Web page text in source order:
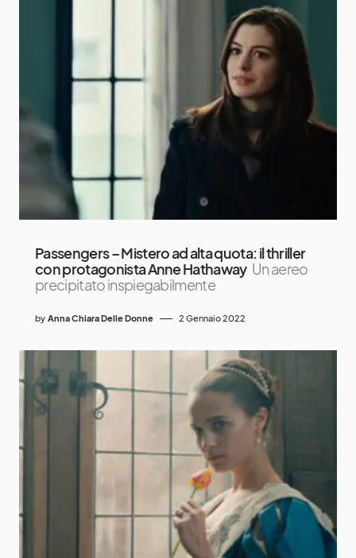
Passengers – Mistero ad alta quota: il thriller
con protagonista Anne Hathaway Un aereo
precipitato inspiegabilmente
by Anna Chiara Delle Donne 2 Gennaio 2022